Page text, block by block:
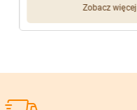
Zobacz więcej